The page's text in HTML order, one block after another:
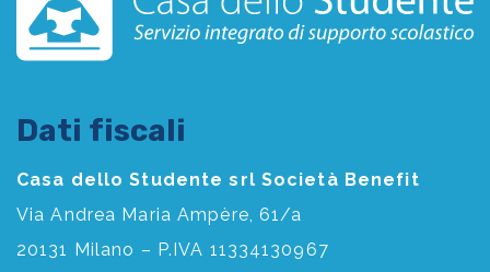
Dati fiscali
Casa dello Studente srl Società Benefit
Via Andrea Maria Ampère, 61/a
20131 Milano – P.IVA 11334130967